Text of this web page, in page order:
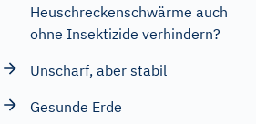
Heuschreckenschwärme auch
ohne Insektizide verhindern?
Unscharf, aber stabil
Gesunde Erde